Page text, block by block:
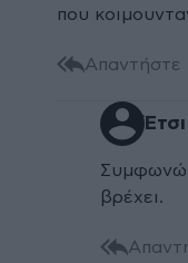
που
Απαντήστε
Συμφωνώ.
βρέχει.